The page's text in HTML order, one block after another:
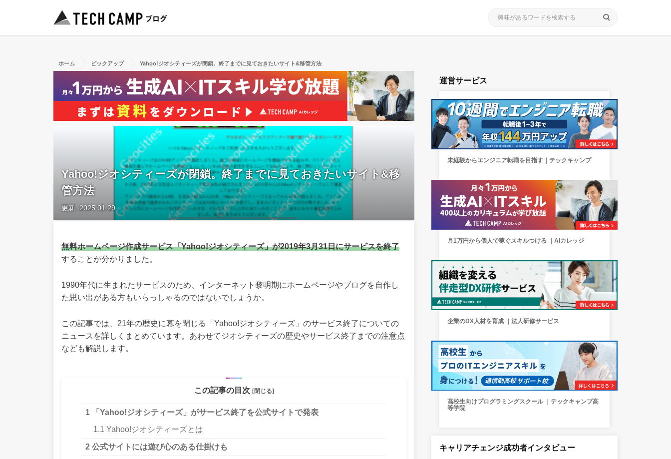
search
ホーム ピックアップ Yahoo!ジオシティーズが閉鎖。終了までに見ておきたいサイト&移管方法
Yahoo!ジオシティーズが閉鎖。終了までに見ておきたいサイト&移
管方法
更新: 2025.01.29
無料ホームページ作成サービス「Yahoo!ジオシティーズ」が2019年3月31日にサービスを終了
することが分かりました。
1990年代に生まれたサービスのため、インターネット黎明期にホームページやブログを自作し
た思い出がある方もいらっしゃるのではないでしょうか。
この記事では、21年の歴史に幕を閉じる「Yahoo!ジオシティーズ」のサービス終了についての
ニュースを詳しくまとめています。あわせてジオシティーズの歴史やサービス終了までの注意点
なども解説します。
この記事の目次 [閉じる]
1 「Yahoo!ジオシティーズ」がサービス終了を公式サイトで発表
1.1 Yahoo!ジオシティーズとは
2 公式サイトには遊び心のある仕掛けも
運営サービス
未経験からエンジニア転職を目指す｜テックキャンプ
月1万円から個人で稼ぐスキルつける ｜AIカレッジ
企業のDX人材を育成 ｜法人研修サービス
高校生向けプログラミングスクール ｜テックキャンプ高
等学院
キャリアチェンジ成功者インタビュー